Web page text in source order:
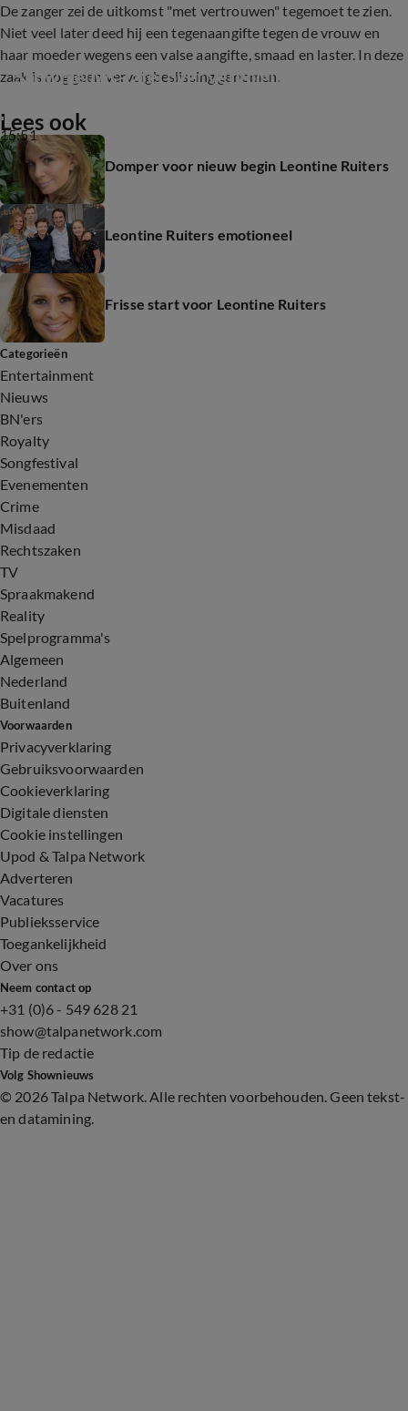
De zanger zei de uitkomst "met vertrouwen" tegemoet te zien.
Niet veel later deed hij een tegenaangifte tegen de vrouw en
haar moeder wegens een valse aangifte, smaad en laster. In deze
zaak is nog geen vervolgbeslissing genomen.
15:51
Shownieuws-tafel over vervolging Borsato
Lees ook
Domper voor nieuw begin Leontine Ruiters
Leontine Ruiters emotioneel
Frisse start voor Leontine Ruiters
Categorieën
Entertainment
Nieuws
BN'ers
Royalty
Songfestival
Evenementen
Crime
Misdaad
Rechtszaken
TV
Spraakmakend
Reality
Spelprogramma's
Algemeen
Nederland
Buitenland
Voorwaarden
Privacyverklaring
Gebruiksvoorwaarden
Cookieverklaring
Digitale diensten
Cookie instellingen
Upod & Talpa Network
Adverteren
Vacatures
Publieksservice
Toegankelijkheid
Over ons
Neem contact op
+31 (0)6 - 549 628 21
show@talpanetwork.com
Tip de redactie
Volg Shownieuws
© 2026 Talpa Network. Alle rechten voorbehouden. Geen tekst-
en datamining.